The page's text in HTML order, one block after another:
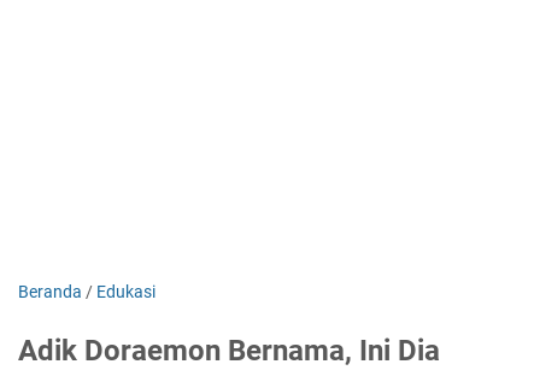
Beranda / Edukasi
Adik Doraemon Bernama, Ini Dia